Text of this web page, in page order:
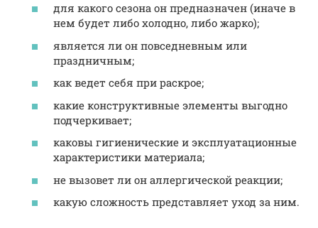
для какого сезона он предназначен (иначе в
нем будет либо холодно, либо жарко);
является ли он повседневным или
праздничным;
как ведет себя при раскрое;
какие конструктивные элементы выгодно
подчеркивает;
каковы гигиенические и эксплуатационные
характеристики материала;
не вызовет ли он аллергической реакции;
какую сложность представляет уход за ним.